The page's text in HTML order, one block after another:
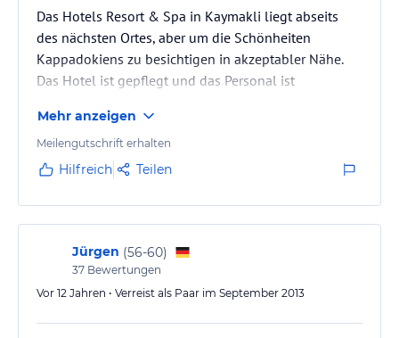
Das Hotels Resort & Spa in Kaymakli liegt abseits
des nächsten Ortes, aber um die Schönheiten
Kappadokiens zu besichtigen in akzeptabler Nähe.
Das Hotel ist gepflegt und das Personal ist
Aufenthalt bemüht. Das Restaurant bietet ein gutes
Frühstücksbuffet. Leider liegt das Hotel an einer
Straße, die auch Nacht gut befahren wird. Deshalb
es ruhig mag. Das Haus ist auch bei Tauben beliebt
und da könnte man bestimmt einige…
Mehr anzeigen
Meilengutschrift erhalten
Hilfreich Teilen
Jürgen (56-60)
37 Bewertungen
Vor 12 Jahren • Verreist als Paar im September 2013